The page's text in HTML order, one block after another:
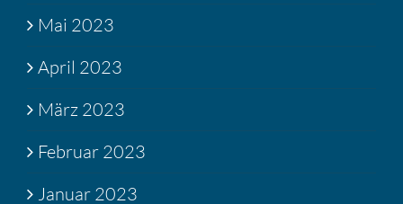
Mai 2023
April 2023
März 2023
Februar 2023
Januar 2023